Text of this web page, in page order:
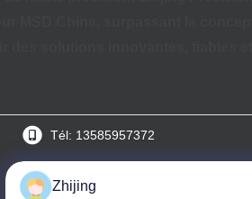
MSD Chine, surpassant la
des
Tél: 13585957372
Zhijing